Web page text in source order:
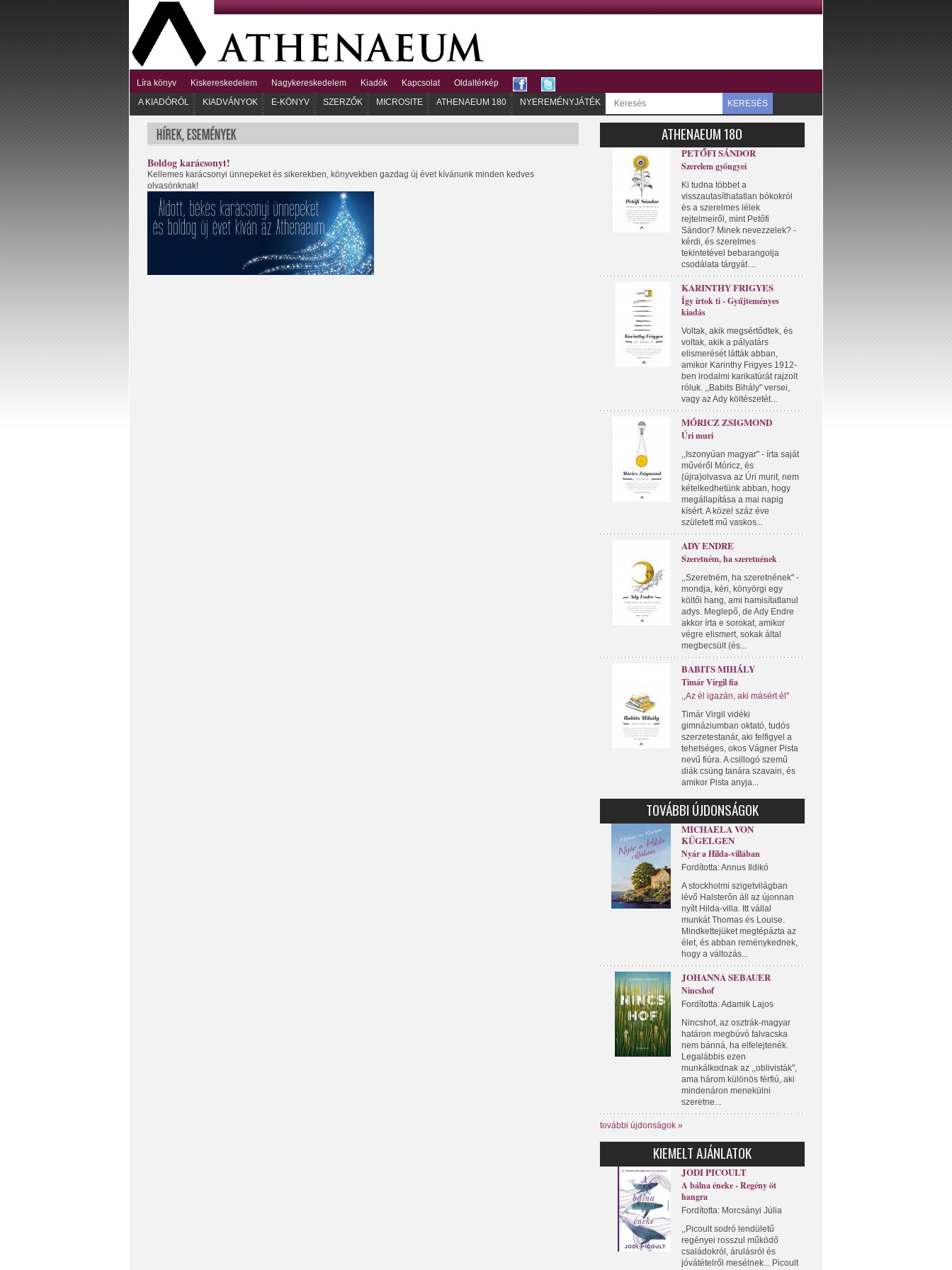
Líra könyv Kiskereskedelem Nagykereskedelem Kiadók Kapcsolat
Oldaltérkép
A KIADÓRÓL
KIADVÁNYOK E-KÖNYV SZERZŐK MICROSITE ATHENAEUM 180 NYEREMÉNYJÁTÉK KERESÉS
Boldog karácsonyt!
Kellemes karácsonyi ünnepeket és sikerekben, könyvekben gazdag új évet kívánunk minden kedves
olvasónknak!
ATHENAEUM 180
PETŐFI SÁNDOR
Szerelem gyöngyei
Ki tudna többet a
visszautasíthatatlan bókokról
és a szerelmes lélek
rejtelmeiről, mint Petőfi
Sándor? Minek nevezzelek? -
kérdi, és szerelmes
tekintetével bebarangolja
csodálata tárgyát....
KARINTHY FRIGYES
Így írtok ti - Gyűjteményes
kiadás
Voltak, akik megsértődtek, és
voltak, akik a pályatárs
elismerését látták abban,
amikor Karinthy Frigyes 1912-
ben irodalmi karikatúrát rajzolt
róluk. ,,Babits Bihály" versei,
vagy az Ady költészetét...
MÓRICZ ZSIGMOND
Úri muri
,,Iszonyúan magyar" - írta saját
művéről Móricz, és
(újra)olvasva az Úri murit, nem
kételkedhetünk abban, hogy
megállapítása a mai napig
kísért. A közel száz éve
született mű vaskos...
ADY ENDRE
Szeretném, ha szeretnének
,,Szeretném, ha szeretnének" -
mondja, kéri, könyörgi egy
költői hang, ami hamisítatlanul
adys. Meglepő, de Ady Endre
akkor írta e sorokat, amikor
végre elismert, sokak által
megbecsült (és...
BABITS MIHÁLY
Timár Virgil fia
,,Az él igazán, aki másért él"
Timár Virgil vidéki
gimnáziumban oktató, tudós
szerzetestanár, aki felfigyel a
tehetséges, okos Vágner Pista
nevű fiúra. A csillogó szemű
diák csüng tanára szavain, és
amikor Pista anyja...
TOVÁBBI ÚJDONSÁGOK
MICHAELA VON
KÜGELGEN
Nyár a Hilda-villában
Fordította: Annus Ildikó
A stockholmi szigetvilágban
lévő Halsterőn áll az újonnan
nyílt Hilda-villa. Itt vállal
munkát Thomas és Louise.
Mindkettejüket megtépázta az
élet, és abban reménykednek,
hogy a változás...
JOHANNA SEBAUER
Nincshof
Fordította: Adamik Lajos
Nincshof, az osztrák-magyar
határon megbúvó falvacska
nem bánná, ha elfelejtenék.
Legalábbis ezen
munkálkodnak az ,,oblivisták",
ama három különös férfiú, aki
mindenáron menekülni
szeretne...
további újdonságok »
KIEMELT AJÁNLATOK
JODI PICOULT
A bálna éneke - Regény öt
hangra
Fordította: Morcsányi Júlia
,,Picoult sodró lendületű
regényei rosszul működő
családokról, árulásról és
jóvátételről mesélnek... Picoult